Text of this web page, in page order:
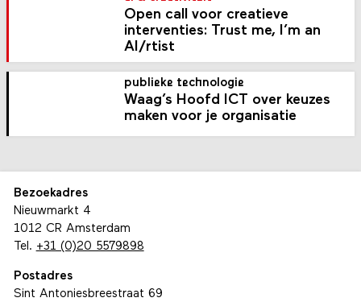
Open call voor creatieve
interventies: Trust me, I’m an
AI/rtist
publieke technologie
Waag’s Hoofd ICT over keuzes
maken voor je organisatie
Bezoekadres
Nieuwmarkt 4
1012 CR Amsterdam
Tel. +31 (0)20 5579898
Postadres
Sint Antoniesbreestraat 69